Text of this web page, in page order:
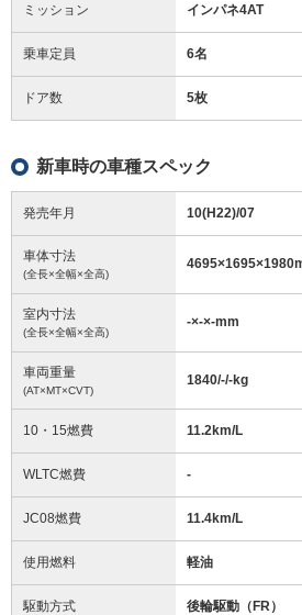
ミッション インパネ4AT
乗車定員 6名
ドア数 5枚
新車時の車種スペック
発売年月 10(H22)/07
車体寸法
(全長×全幅×全高)
4695×1695×1980
室内寸法
(全長×全幅×全高)
-×-×-mm
車両重量
(AT×MT×CVT)
1840/-/-kg
10・15燃費 11.2km/L
WLTC燃費 -
JC08燃費 11.4km/L
使用燃料 軽油
駆動方式 後輪駆動（FR）